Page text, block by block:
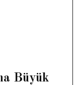
Büyük